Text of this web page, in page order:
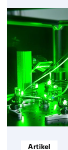
bedrijven
Artikel